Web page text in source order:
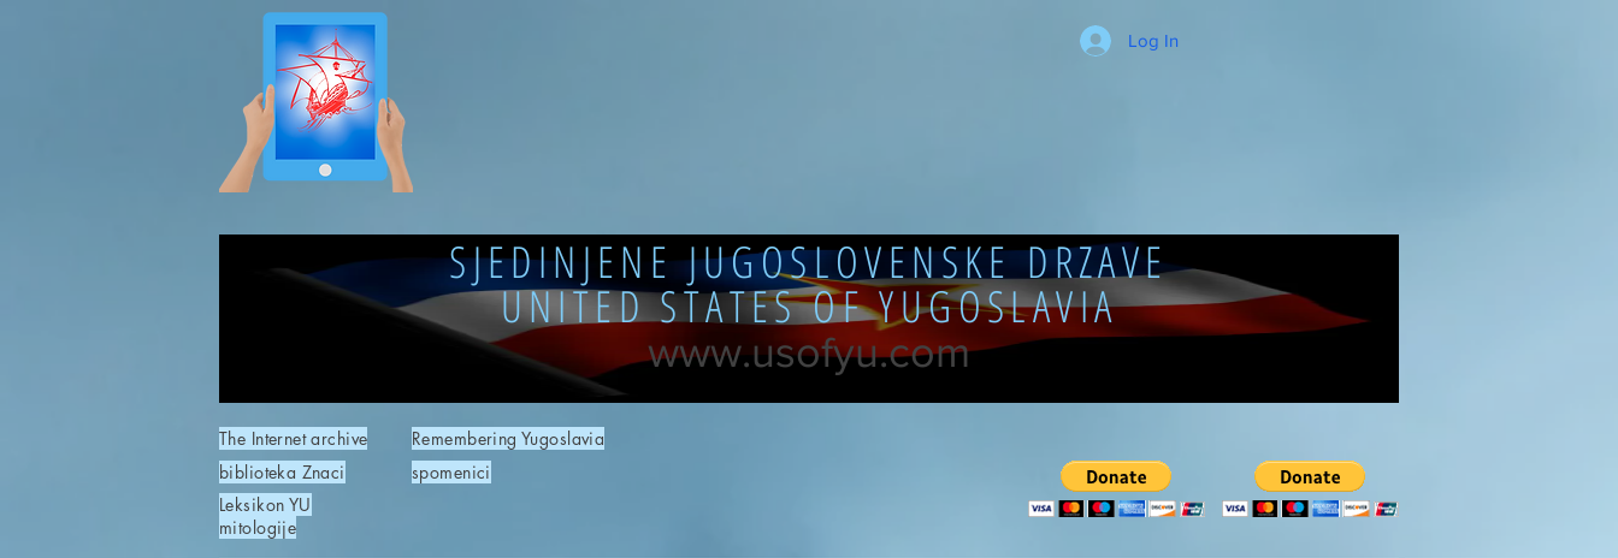
Log In
SJEDINJENE JUGOSLOVENSKE DRZAVE
UNITED STATES OF YUGOSLAVIA
www.usofyu.com
The Internet archive
Remembering Yugoslavia
biblioteka Znaci
spomenici
Leksikon YU
mitologije